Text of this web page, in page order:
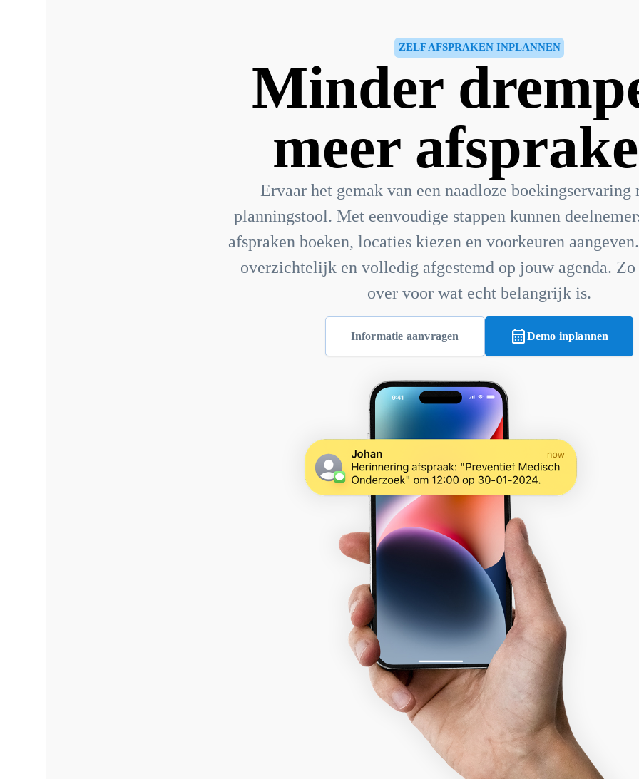
ZELF AFSPRAKEN INPLANNEN
Minder
meer
Ervaar het gemak van een naadloze boekingservaring
planningstool. Met eenvoudige stappen kunnen
afspraken boeken, locaties kiezen en voorkeuren
overzichtelijk en volledig afgestemd op jouw agenda.
over voor wat echt belangrijk is.
Informatie aanvragen calendar_monthDemo inplannen